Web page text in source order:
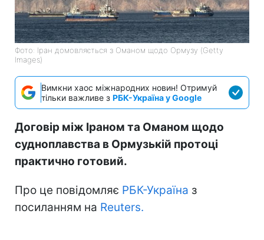
Фото: Іран домовляється з Оманом щодо Ормузу (Getty
Images)
Вимкни хаос міжнародних новин! Отримуй
тільки важливе з РБК-Україна у Google
Договір між Іраном та Оманом щодо
судноплавства в Ормузькій протоці
практично готовий.
Про це повідомляє РБК-Україна з
посиланням на Reuters.